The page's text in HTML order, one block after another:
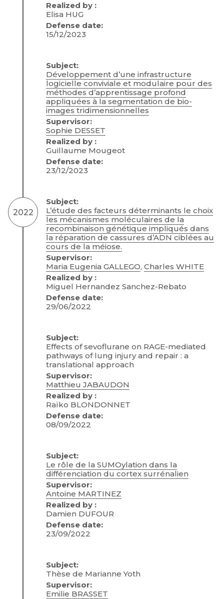
Realized by :
Elisa HUG
Defense date:
15/12/2023
Subject:
Développement d’une infrastructure
logicielle conviviale et modulaire pour des
méthodes d’apprentissage profond
appliquées à la segmentation de bio-
images tridimensionnelles
Supervisor:
Sophie DESSET
Realized by :
Guillaume Mougeot
Defense date:
23/12/2023
2022
Subject:
L’étude des facteurs déterminants le choix
les mécanismes moléculaires de la
recombinaison génétique impliqués dans
la réparation de cassures d’ADN ciblées au
cours de la méiose.
Supervisor:
Maria Eugenia GALLEGO, Charles WHITE
Realized by :
Miguel Hernandez Sanchez-Rebato
Defense date:
29/06/2022
Subject:
Effects of sevoflurane on RAGE-mediated
pathways of lung injury and repair : a
translational approach
Supervisor:
Matthieu JABAUDON
Realized by :
Raïko BLONDONNET
Defense date:
08/09/2022
Subject:
Le rôle de la SUMOylation dans la
différenciation du cortex surrénalien
Supervisor:
Antoine MARTINEZ
Realized by :
Damien DUFOUR
Defense date:
23/09/2022
Subject:
Thèse de Marianne Yoth
Supervisor:
Emilie BRASSET